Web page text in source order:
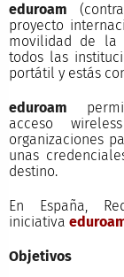
eduroam
proyecto
movilidad de la
todos las
portátil y estás
eduroam
acceso
organizaciones
unas
destino.
En España,
iniciativa
Objetivos